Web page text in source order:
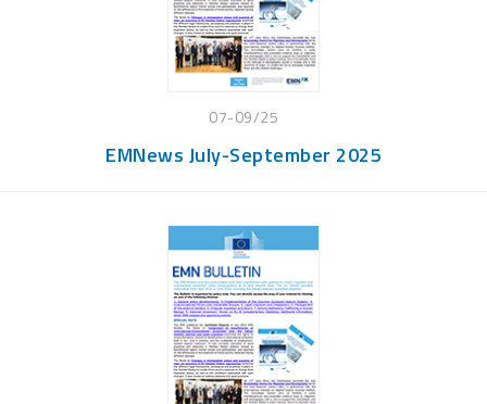
07-09/25
EMNews July-September 2025